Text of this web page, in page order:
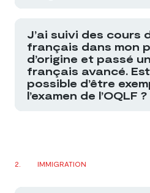
J’ai suivi des cours
français dans mon
d’origine et passé
français avancé.
possible d’être
l’examen de l’OQLF ?
IMMIGRATION